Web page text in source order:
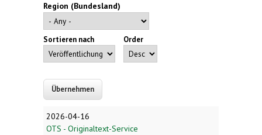
Region (Bundesland)
Sortieren nach Order
2026-04-16
OTS - Originaltext-Service